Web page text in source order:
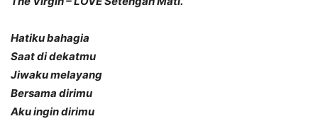
Hatiku bahagia
Saat di dekatmu
Jiwaku melayang
Bersama dirimu
Aku ingin dirimu